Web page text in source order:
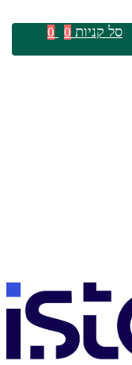
סל קניות 0
0